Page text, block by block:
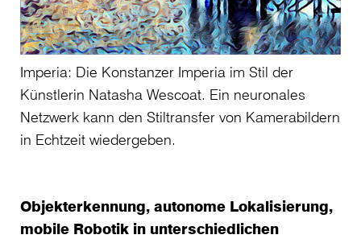
Imperia: Die Konstanzer Imperia im Stil der
Künstlerin Natasha Wescoat. Ein neuronales
Netzwerk kann den Stiltransfer von Kamerabildern
in Echtzeit wiedergeben.
Objekterkennung, autonome Lokalisierung,
mobile Robotik in unterschiedlichen